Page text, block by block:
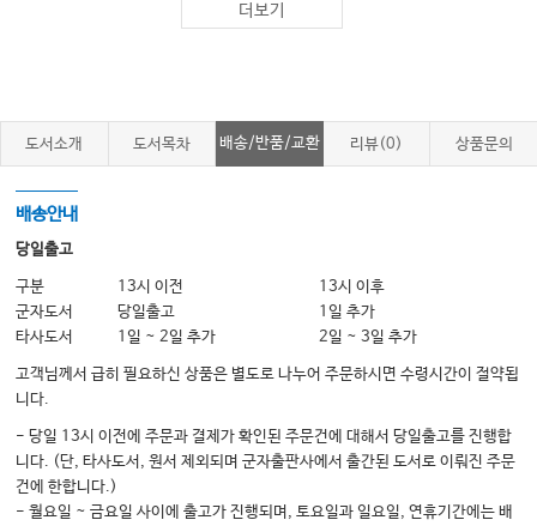
17 언어장애
19 경직
20 욕창
21 배변배뇨장애
23 부동증후군
더보기
도서소개 도서목차 배송/반품/교환 리뷰(0) 상품문의
배송안내
당일출고
구분 13시 이전
13시 이후
군자도서
당일출고
1일 추가
타사도서
1일 ~ 2일 추가 2일 ~ 3일 추가
고객님께서 급히 필요하신 상품은 별도로 나누어 주문하시면 수령시간이 절약됩
니다.
- 당일 13시 이전에 주문과 결제가 확인된 주문건에 대해서 당일출고를 진행합
니다. (단, 타사도서, 원서 제외되며 군자출판사에서 출간된 도서로 이뤄진 주문
건에 한합니다.)
- 월요일 ~ 금요일 사이에 출고가 진행되며, 토요일과 일요일, 연휴기간에는 배